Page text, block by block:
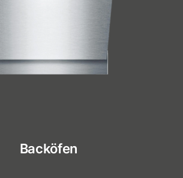
Backöfen